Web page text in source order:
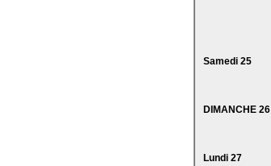
Samedi 25
DIMANCHE 26
Lundi 27